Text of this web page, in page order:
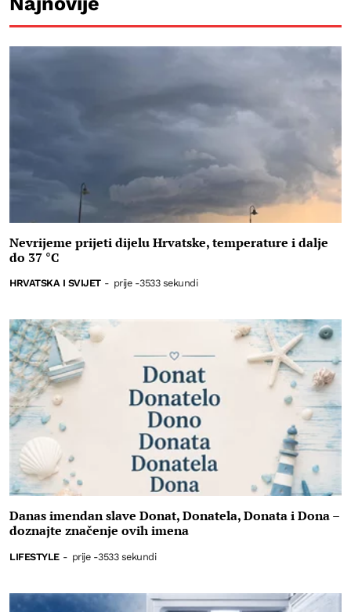
Nevrijeme prijeti dijelu Hrvatske, temperature i dalje
do 37 °C
HRVATSKA I SVIJET - prije -3533 sekundi
Danas imendan slave Donat, Donatela, Donata i Dona –
doznajte značenje ovih imena
LIFESTYLE - prije -3533 sekundi